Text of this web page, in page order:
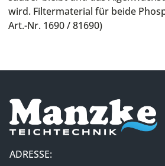
wird. Filtermaterial für beide
Art.-Nr. 1690 / 81690)
ADRESSE: